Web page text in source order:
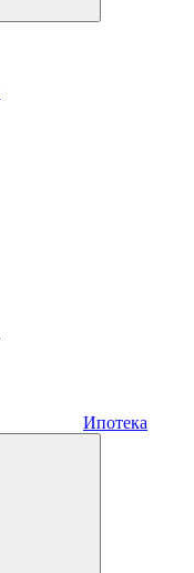
Ипотека